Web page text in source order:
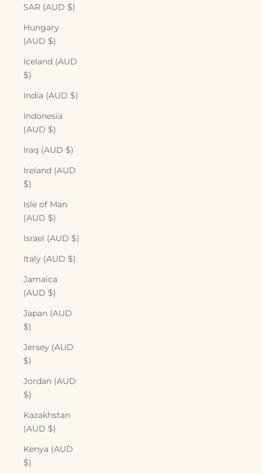
SAR (AUD $)
Hungary
(AUD $)
Iceland (AUD
$)
India (AUD $)
Indonesia
(AUD $)
Iraq (AUD $)
Ireland (AUD
$)
Isle of Man
(AUD $)
Israel (AUD $)
Italy (AUD $)
Jamaica
(AUD $)
Japan (AUD
$)
Jersey (AUD
$)
Jordan (AUD
$)
Kazakhstan
(AUD $)
Kenya (AUD
$)